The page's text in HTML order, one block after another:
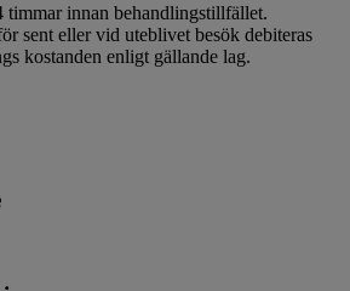
timmar innan behandlingstillfället.
sent eller vid uteblivet besök debiteras
kostanden enligt gällande lag.